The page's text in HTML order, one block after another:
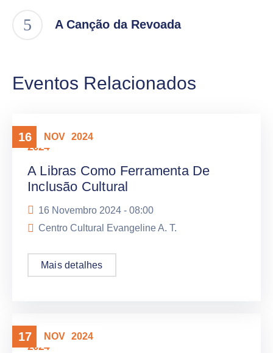
A Canção da Revoada
Eventos Relacionados
16 NOV 2024
2024
A Libras Como Ferramenta De
Inclusão Cultural
16 Novembro 2024 - 08:00
Centro Cultural Evangeline A. T.
Mais detalhes
17 NOV 2024
2024